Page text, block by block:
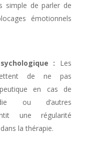
simple de parler de
émotionnels
: Les
de ne pas
en cas de
ou d’autres
une régularité
la thérapie.